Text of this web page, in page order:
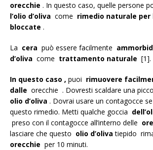
orecchie . In questo caso, quelle persone
l’olio d’oliva come rimedio naturale per
bloccate .
La cera può essere facilmente
d’oliva come trattamento naturale [1].
In questo caso , puoi rimuovere
dalle orecchie . Dovresti scaldare una
olio d’oliva . Dovrai usare un contagocce
questo rimedio. Metti qualche goccia
preso con il contagocce all’interno delle
lasciare che questo olio d’oliva tiepido
orecchie per 10 minuti.